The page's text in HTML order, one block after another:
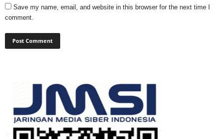
Save my name, email, and website in this browser for the next time I
comment.